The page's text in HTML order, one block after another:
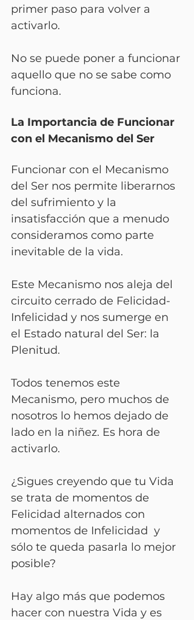
primer paso para volver a
activarlo.
No se puede poner a funcionar
aquello que no se sabe como
funciona.
La Importancia de Funcionar
con el Mecanismo del Ser
Funcionar con el Mecanismo
del Ser nos permite liberarnos
del sufrimiento y la
insatisfacción que a menudo
consideramos como parte
inevitable de la vida.
Este Mecanismo nos aleja del
circuito cerrado de Felicidad-
Infelicidad y nos sumerge en
el Estado natural del Ser: la
Plenitud.
Todos tenemos este
Mecanismo, pero muchos de
nosotros lo hemos dejado de
lado en la niñez. Es hora de
activarlo.
¿Sigues creyendo que tu Vida
se trata de momentos de
Felicidad alternados con
momentos de Infelicidad  y
sólo te queda pasarla lo mejor
posible?
Hay algo más que podemos
hacer con nuestra Vida y es